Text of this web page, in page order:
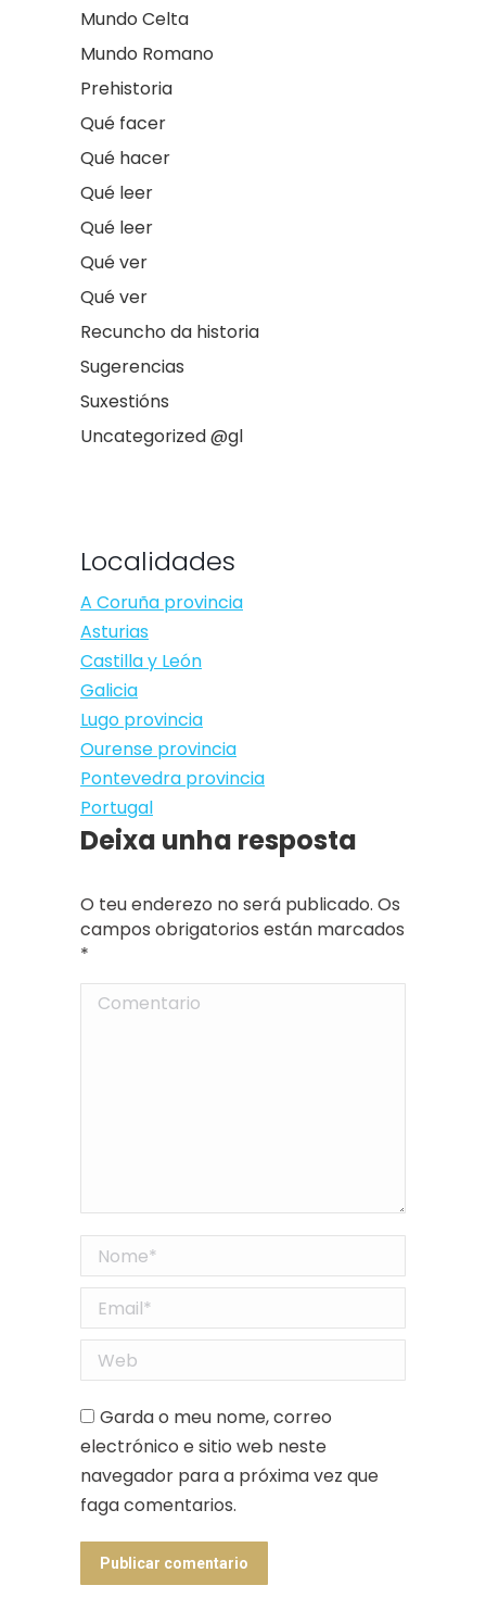
Mundo Celta
Mundo Romano
Prehistoria
Qué facer
Qué hacer
Qué leer
Qué leer
Qué ver
Qué ver
Recuncho da historia
Sugerencias
Suxestións
Uncategorized @gl
Localidades
A Coruña provincia
Asturias
Castilla y León
Galicia
Lugo provincia
Ourense provincia
Pontevedra provincia
Portugal
Deixa unha resposta
O teu enderezo no será publicado. Os
campos obrigatorios están marcados
*
Comentario
Nome *
Email *
Web
Garda o meu nome, correo
electrónico e sitio web neste
navegador para a próxima vez que
faga comentarios.
Publicar comentario